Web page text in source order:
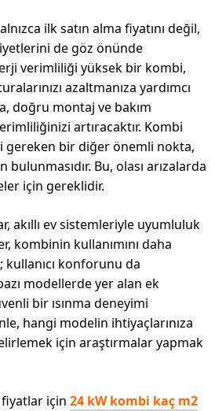
ilk satın alma fiyatını değil,
de göz önünde
verimliliği yüksek bir kombi,
azaltmanıza yardımcı
doğru montaj ve bakım
artıracaktır. Kombi
gereken bir diğer önemli nokta,
Bu, olası arızalarda
için gereklidir.
akıllı ev sistemleriyle uyumluluk
kombinin kullanımını daha
konforunu da
modellerde yer alan ek
bir ısınma deneyimi
hangi modelin ihtiyaçlarınıza
için araştırmalar yapmak
fiyatlar için 24 kW kombi kaç m2